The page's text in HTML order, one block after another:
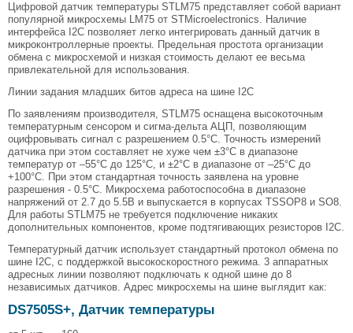
Цифровой датчик температуры STLM75 представляет собой вариант
популярной микросхемы LM75 от STMicroelectronics. Наличие
интерфейса I2C позволяет легко интегрировать данный датчик в
микроконтроллерные проекты. Предельная простота организации
обмена с микросхемой и низкая стоимость делают ее весьма
привлекательной для использования.
Линии задания младших битов адреса на шине I2С
По заявлениям производителя, STLM75 оснащена высокоточным
температурным сенсором и сигма-дельта АЦП, позволяющим
оцифровывать сигнал с разрешением 0.5°C. Точность измерений
датчика при этом составляет не хуже чем ±3°C в диапазоне
температур от –55°C до 125°C, и ±2°C в диапазоне от –25°C до
+100°C. При этом стандартная точность заявлена на уровне
разрешения - 0.5°C. Микросхема работоспособна в диапазоне
напряжений от 2.7 до 5.5В и выпускается в корпусах TSSOP8 и SO8.
Для работы STLM75 не требуется подключение никаких
дополнительных компонентов, кроме подтягивающих резисторов I2C.
Температурный датчик использует стандартный протокол обмена по
шине I2C, с поддержкой высокоскоростного режима. 3 аппаратных
адресных линии позволяют подключать к одной шине до 8
независимых датчиков. Адрес микросхемы на шине выглядит как:
DS7505S+, Датчик температуры